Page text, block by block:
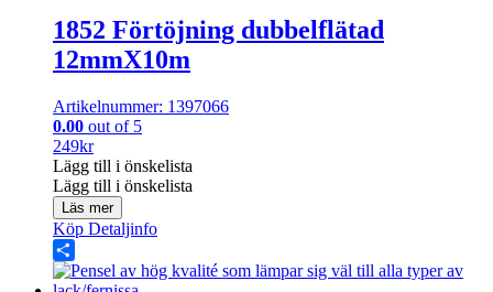
1852 Förtöjning dubbelflätad
12mmX10m
Artikelnummer: 1397066
0.00 out of 5
249kr
Lägg till i önskelista
Lägg till i önskelista
Läs mer
Köp Detaljinfo
Share